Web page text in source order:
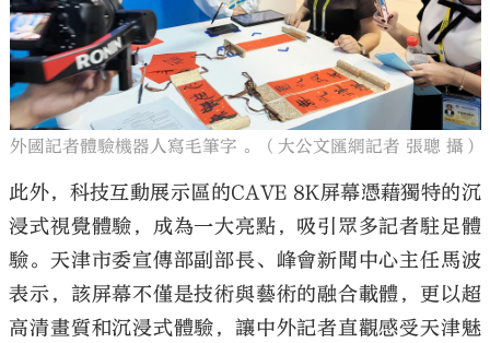
外國記者體驗機器人寫毛筆字 。（大公文匯網記者 張聰 攝）
此外，科技互動展示區的CAVE 8K屏幕憑藉獨特的沉
浸式視覺體驗，成為一大亮點，吸引眾多記者駐足體
驗。天津市委宣傳部副部長、峰會新聞中心主任馬波
表示，該屏幕不僅是技術與藝術的融合載體，更以超
高清畫質和沉浸式體驗，讓中外記者直觀感受天津魅